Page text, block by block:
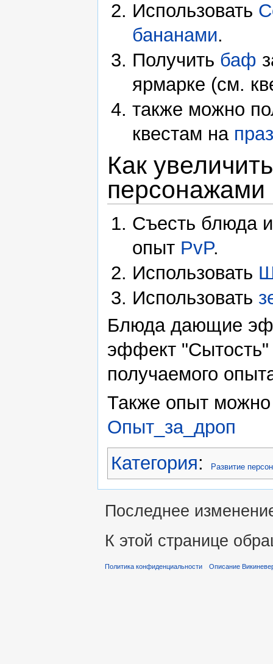
Использовать
бананами.
Получить баф
ярмарке (см.
также можно
квестам на
Как
персонажами
Съесть блюда
опыт PvP.
Использовать
Использовать
Блюда дающие
эффект
получаемого
Также опыт можно
Опыт_за_дроп
Категория: Развитие
Последнее
К этой странице
Политика конфиденциальности Описание